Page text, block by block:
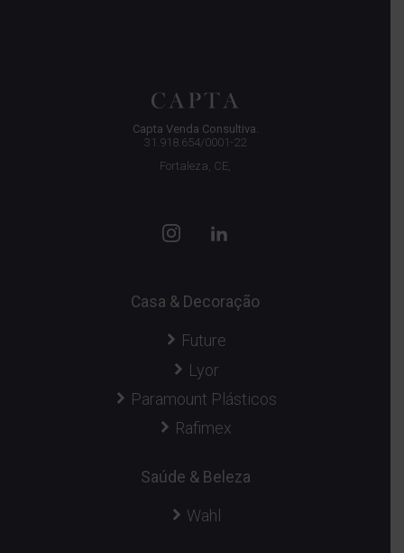
Capta Venda Consultiva.
31.918.654/0001-22
Fortaleza, CE,
Casa & Decoração
Future
Lyor
Paramount Plásticos
Rafimex
Saúde & Beleza
Wahl